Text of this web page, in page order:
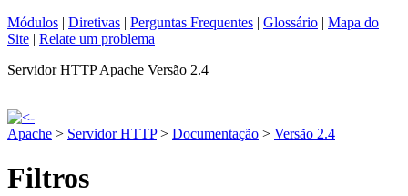
Módulos | Diretivas | Perguntas Frequentes | Glossário | Mapa do
Site | Relate um problema
Servidor HTTP Apache Versão 2.4
Apache > Servidor HTTP> Documentação > Versão 2.4
Filtros